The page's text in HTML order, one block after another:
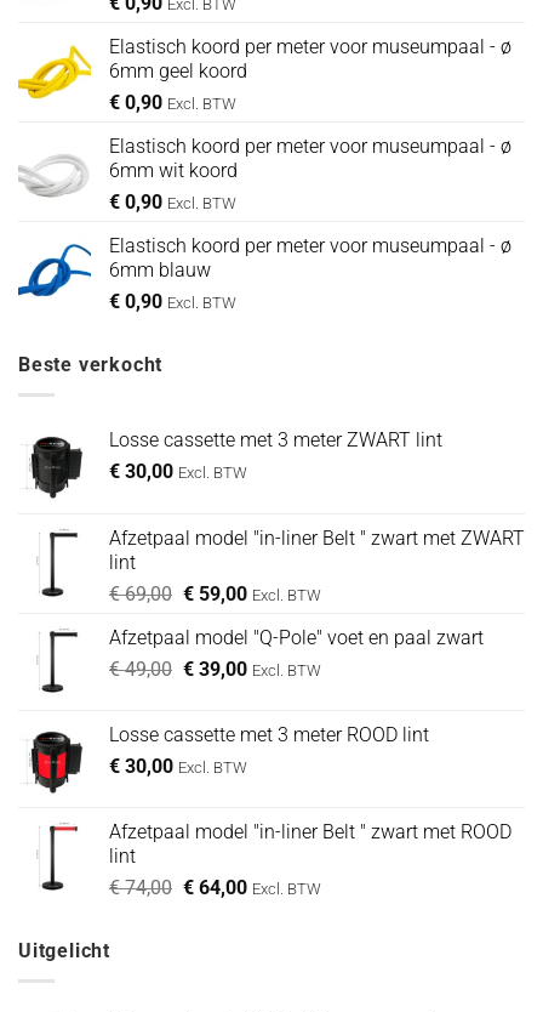
Excl. BTW
Elastisch koord per meter voor museumpaal - ø
6mm geel koord
€ 0,90 Excl. BTW
Elastisch koord per meter voor museumpaal - ø
6mm wit koord
€ 0,90 Excl. BTW
Elastisch koord per meter voor museumpaal - ø
6mm blauw
€ 0,90 Excl. BTW
Beste verkocht
Losse cassette met 3 meter ZWART lint
€ 30,00 Excl. BTW
Afzetpaal model "in-liner Belt " zwart met ZWART
lint
€69,00 Oorspronkelijke
was:
€ 69,00.
€59,00Huidige
is:
€ 59,00.
Excl. BTW
Afzetpaal model "Q-Pole" voet en paal zwart
€49,00 Oorspronkelijke
€ 49,00.
€39,00Huidige
€ 39,00.
Excl. BTW
Losse cassette met 3 meter ROOD lint
€ 30,00 Excl. BTW
Afzetpaal model "in-liner Belt " zwart met ROOD
lint
€74,00 Oorspronkelijke
€64,00Huidige
Excl. BTW
Uitgelicht